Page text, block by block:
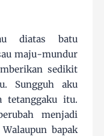
diatas batu
maju-mundur
sedikit
Sungguh aku
tetanggaku itu.
menjadi
bapak